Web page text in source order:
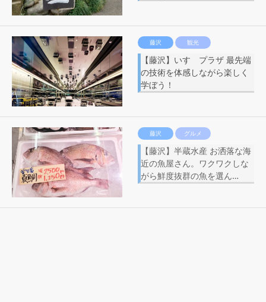
藤沢 観光
【藤沢】いすゞプラザ 最先端
の技術を体感しながら楽しく
学ぼう！
藤沢 グルメ
【藤沢】半蔵水産 お洒落な海
近の魚屋さん。ワクワクしな
がら鮮度抜群の魚を選ん…